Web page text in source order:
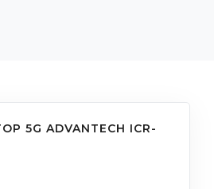
5G ADVANTECH ICR-